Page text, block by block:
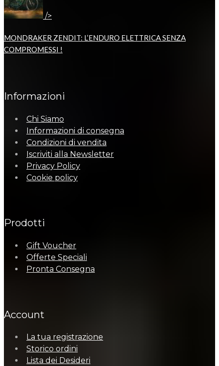
/>
MONDRAKER ZENDIT: L’ENDURO ELETTRICA SENZA
COMPROMESSI !
Informazioni
Chi Siamo
Informazioni di consegna
Condizioni di vendita
Iscriviti alla Newsletter
Privacy Policy
Cookie policy
Prodotti
Gift Voucher
Offerte Speciali
Pronta Consegna
Account
La tua registrazione
Storico ordini
Lista dei Desideri